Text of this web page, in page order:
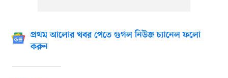
প্রথম আলোর খবর পেতে গুগল নিউজ চ্যানেল ফলো
করুন